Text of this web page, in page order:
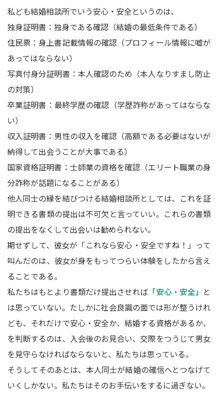
私ども結婚相談所でいう安心・安全というのは、
独身証明書：独身である確認（結婚の最低条件である）
住民票：身上書記載情報の確認（プロフィール情報に嘘が
あってはならない）
写真付身分証明書：本人確認のため（本人なりすまし防止
の対策）
卒業証明書：最終学歴の確認（学歴詐称があってはならな
い）
収入証明書：男性の収入を確認（高額である必要はないが
納得して出会うことが大事である）
国家資格証明書：士師業の資格を確認（エリート職業の身
分詐称が話題になることがある）
他人同士の縁を結びつける結婚相談所としては、これを証
明できる書類の提出は不可欠と言っていい。これらの書類
の提出をなくして出会いは勧められない。
期せずして、彼女が「これなら安心・安全ですね！」って
叫んだのは、彼女が身をもってつらい体験をしたから言え
ることである。
私たちはもとより書類だけ提出させれば 「安心・安全」 と
は思っていない。たしかに社会良識の面では形が整うけれ
ども、それだけで安心・安全か、結婚する資格があるか、
を判断するのは、入会後のお見合い、交際をつうじて男女
を見守らなければならないと、私たちは思っている。
そうしてそのあとは、本人同士が結婚の確信へとつなげて
いくしかない。私たちはそのお手伝いをするに過ぎない。